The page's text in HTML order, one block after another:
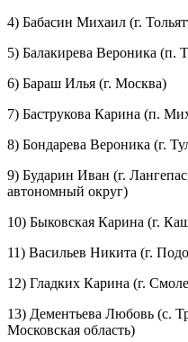
4) Бабасин Михаил (г.
5) Балакирева Вероника (п.
6) Бараш Илья (г. Москва)
7) Баструкова Карина (п.
8) Бондарева Вероника (г.
9) Бударин Иван (г.
автономный округ)
10) Быковская Карина (г.
11) Васильев Никита (г.
12) Гладких Карина (г.
13) Дементьева Любовь (с.
Московская область)